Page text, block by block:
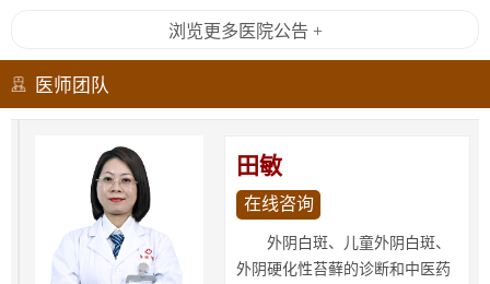
浏览更多医院公告 +
医师团队
田敏
在线咨询
外阴白斑、儿童外阴白斑、
外阴硬化性苔藓的诊断和中医药